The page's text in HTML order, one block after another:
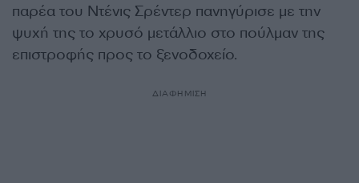
παρέα του Ντένις Σρέντερ πανηγύρισε με την
ψυχή της το χρυσό μετάλλιο στο πούλμαν της
επιστροφής προς το ξενοδοχείο.
ΔΙΑΦΗΜΙΣΗ